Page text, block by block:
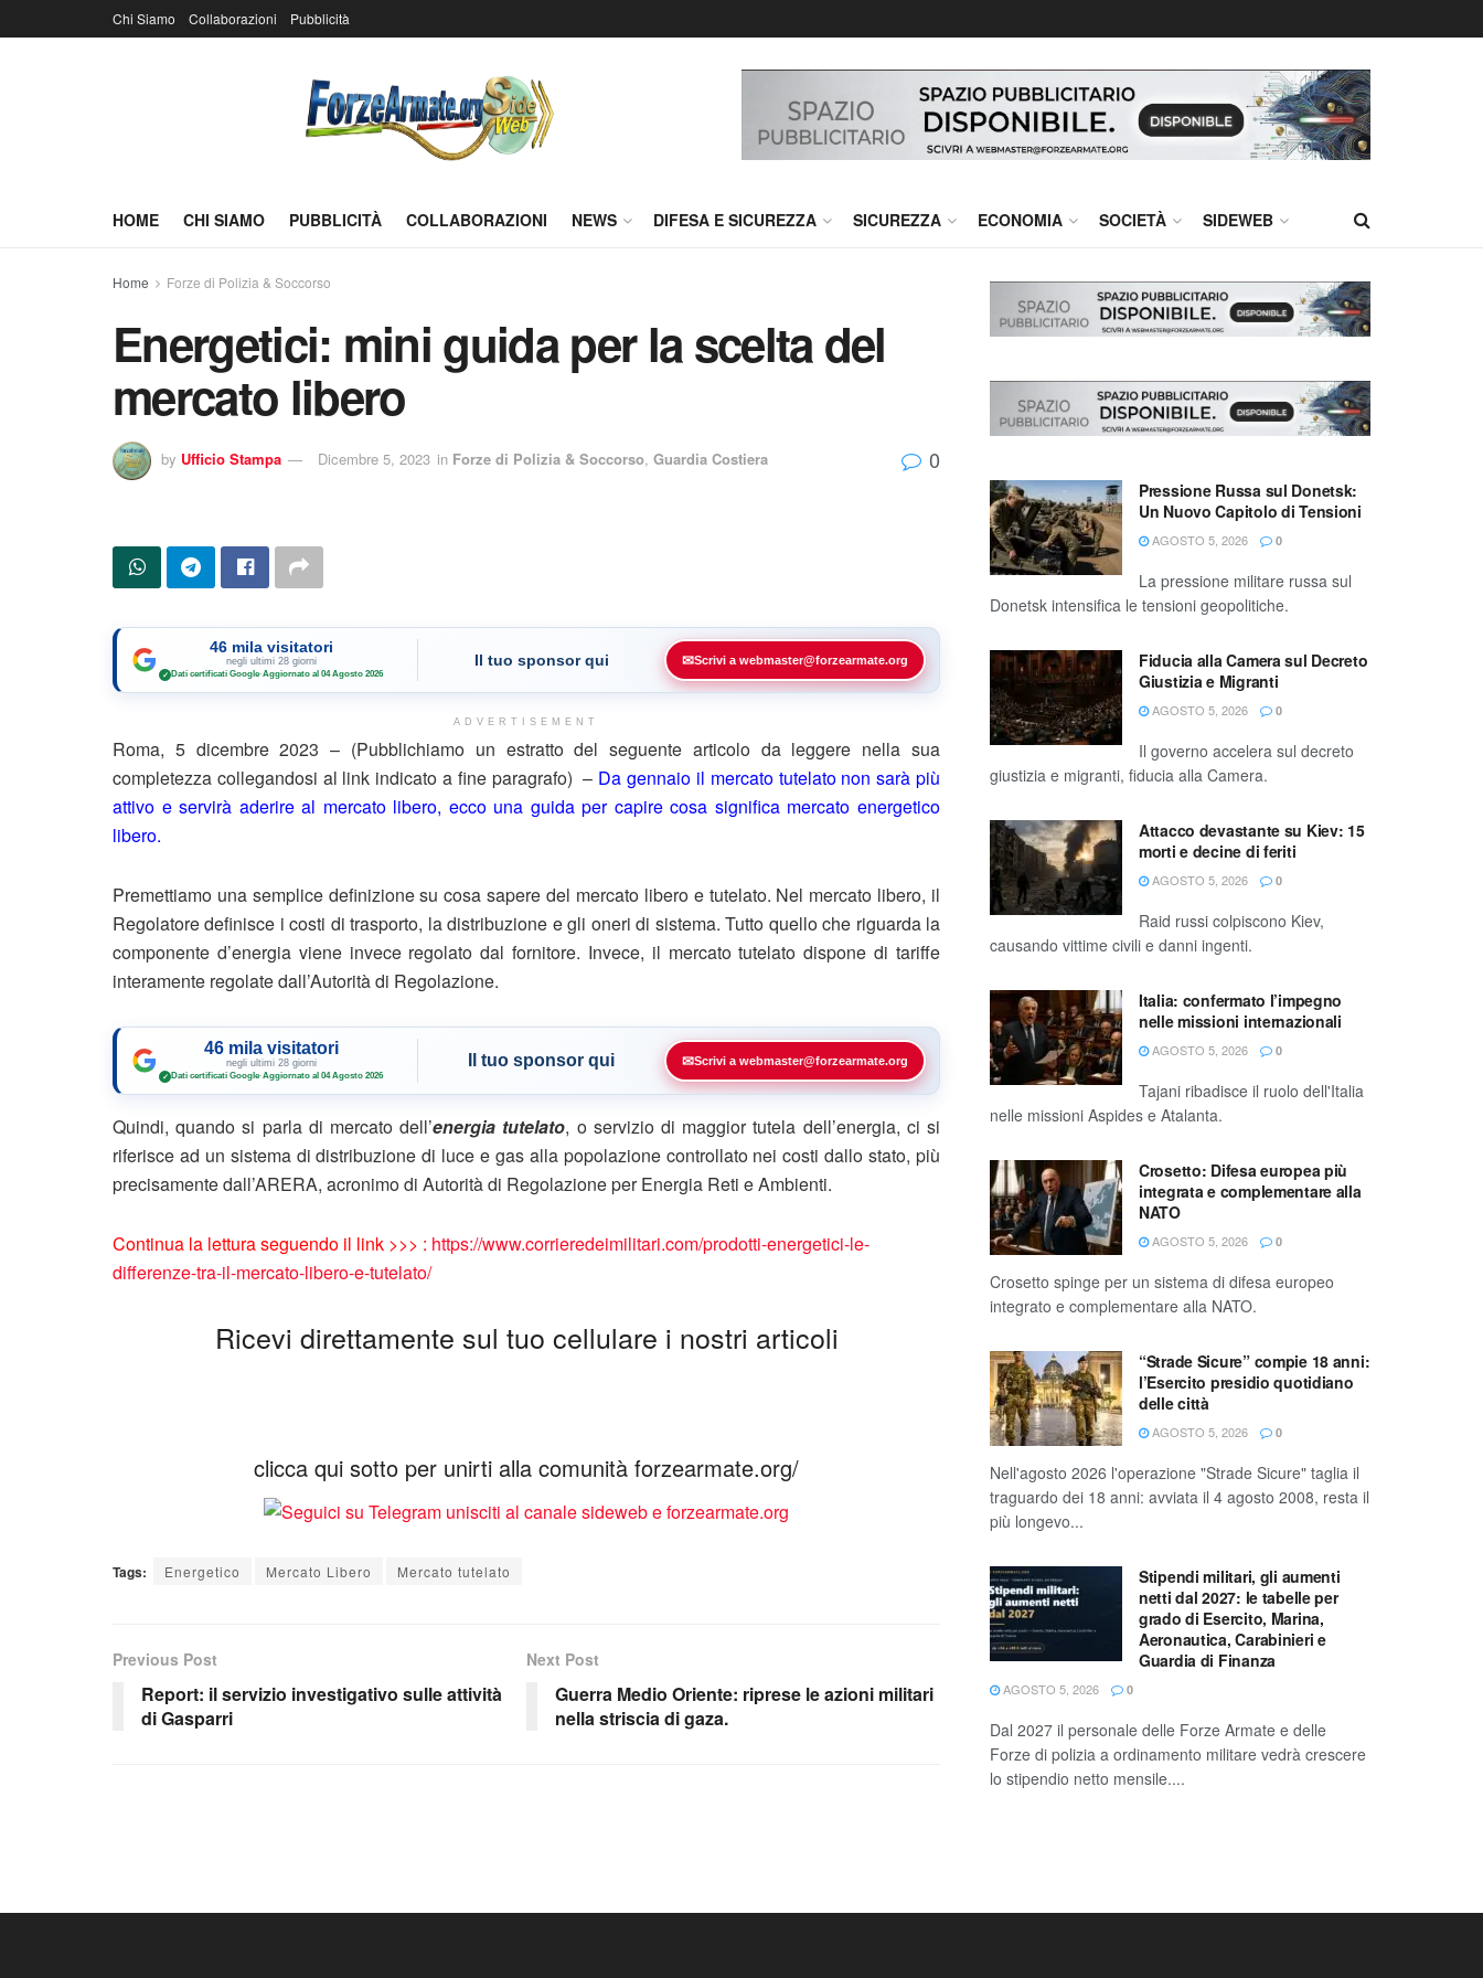
Chi Siamo Collaborazioni Pubblicità
HOME CHI SIAMO PUBBLICITÀ COLLABORAZIONI NEWS DIFESA E SICUREZZA SICUREZZA ECONOMIA SOCIETÀ SIDEWEB
Home Forze di Polizia & Soccorso
Energetici: mini guida per la scelta del
mercato libero
by Ufficio Stampa Dicembre 5, 2023 in Forze di Polizia & Soccorso, Guardia Costiera 0
46 mila visitatori
negli ultimi 28 giorni
✓ Dati certificati Google·Aggiornato al 04 Agosto 2026
Il tuo sponsor qui ✉Scrivi a webmaster@forzearmate.org
ADVERTISEMENT
Roma, 5 dicembre 2023 – (Pubblichiamo un estratto del seguente articolo da leggere nella sua
completezza collegandosi al link indicato a fine paragrafo) – Da gennaio il mercato tutelato non sarà più
attivo e servirà aderire al mercato libero, ecco una guida per capire cosa significa mercato energetico
libero.
Premettiamo una semplice definizione su cosa sapere del mercato libero e tutelato. Nel mercato libero, il
Regolatore definisce i costi di trasporto, la distribuzione e gli oneri di sistema. Tutto quello che riguarda la
componente d’energia viene invece regolato dal fornitore. Invece, il mercato tutelato dispone di tariffe
interamente regolate dall’Autorità di Regolazione.
46 mila visitatori
negli ultimi 28 giorni
✓ Dati certificati Google·Aggiornato al 04 Agosto 2026
Il tuo sponsor qui ✉Scrivi a webmaster@forzearmate.org
Quindi, quando si parla di mercato dell’energia tutelato, o servizio di maggior tutela dell’energia, ci si
riferisce ad un sistema di distribuzione di luce e gas alla popolazione controllato nei costi dallo stato, più
precisamente dall’ARERA, acronimo di Autorità di Regolazione per Energia Reti e Ambienti.
Continua la lettura seguendo il link >>> : https://www.corrieredeimilitari.com/prodotti-energetici-le-
differenze-tra-il-mercato-libero-e-tutelato/
Ricevi direttamente sul tuo cellulare i nostri articoli
clicca qui sotto per unirti alla comunità forzearmate.org/
Tags: Energetico Mercato Libero Mercato tutelato
Previous Post
Report: il servizio investigativo sulle attività
di Gasparri
Next Post
Guerra Medio Oriente: riprese le azioni militari
nella striscia di gaza.
Pressione Russa sul Donetsk:
Un Nuovo Capitolo di Tensioni
AGOSTO 5, 2026 0
La pressione militare russa sul
Donetsk intensifica le tensioni geopolitiche.
Fiducia alla Camera sul Decreto
Giustizia e Migranti
AGOSTO 5, 2026 0
Il governo accelera sul decreto
giustizia e migranti, fiducia alla Camera.
Attacco devastante su Kiev: 15
morti e decine di feriti
AGOSTO 5, 2026 0
Raid russi colpiscono Kiev,
causando vittime civili e danni ingenti.
Italia: confermato l’impegno
nelle missioni internazionali
AGOSTO 5, 2026 0
Tajani ribadisce il ruolo dell'Italia
nelle missioni Aspides e Atalanta.
Crosetto: Difesa europea più
integrata e complementare alla
NATO
AGOSTO 5, 2026 0
Crosetto spinge per un sistema di difesa europeo
integrato e complementare alla NATO.
“Strade Sicure” compie 18 anni:
l’Esercito presidio quotidiano
delle città
AGOSTO 5, 2026 0
Nell'agosto 2026 l'operazione "Strade Sicure" taglia il
traguardo dei 18 anni: avviata il 4 agosto 2008, resta il
più longevo...
Stipendi militari, gli aumenti
netti dal 2027: le tabelle per
grado di Esercito, Marina,
Aeronautica, Carabinieri e
Guardia di Finanza
AGOSTO 5, 2026 0
Dal 2027 il personale delle Forze Armate e delle
Forze di polizia a ordinamento militare vedrà crescere
lo stipendio netto mensile....